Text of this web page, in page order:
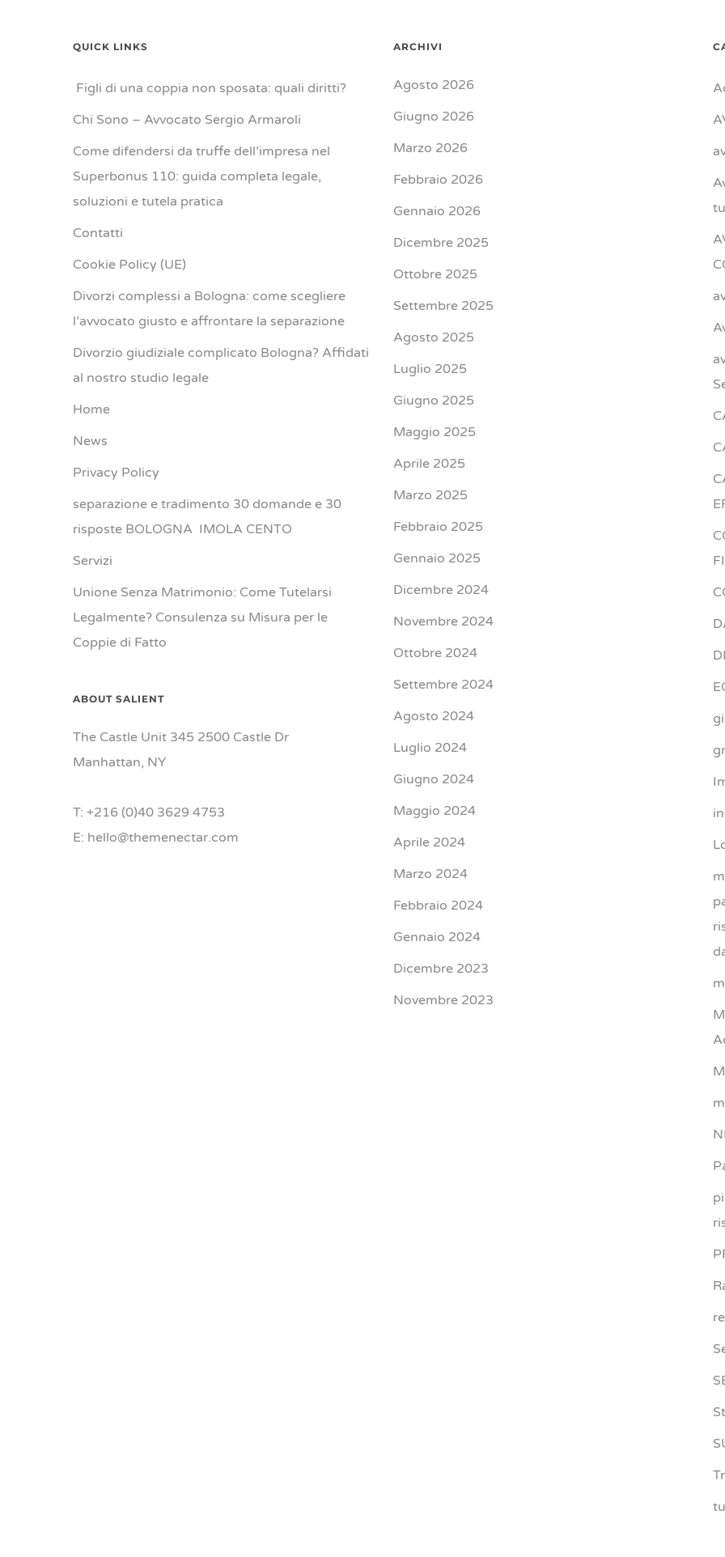
QUICK LINKS
Figli di una coppia non sposata: quali diritti?
Chi Sono – Avvocato Sergio Armaroli
Come difendersi da truffe dell’impresa nel
Superbonus 110: guida completa legale,
soluzioni e tutela pratica
Contatti
Cookie Policy (UE)
Divorzi complessi a Bologna: come scegliere
l’avvocato giusto e affrontare la separazione
Divorzio giudiziale complicato Bologna? Affidati
al nostro studio legale
Home
News
Privacy Policy
separazione e tradimento 30 domande e 30
risposte BOLOGNA IMOLA CENTO
Servizi
Unione Senza Matrimonio: Come Tutelarsi
Legalmente? Consulenza su Misura per le
Coppie di Fatto
ABOUT SALIENT
The Castle Unit 345 2500 Castle Dr
Manhattan, NY
T: +216 (0)40 3629 4753
E: hello@themenectar.com
ARCHIVI
Agosto 2026
Giugno 2026
Marzo 2026
Febbraio 2026
Gennaio 2026
Dicembre 2025
Ottobre 2025
Settembre 2025
Agosto 2025
Luglio 2025
Giugno 2025
Maggio 2025
Aprile 2025
Marzo 2025
Febbraio 2025
Gennaio 2025
Dicembre 2024
Novembre 2024
Ottobre 2024
Settembre 2024
Agosto 2024
Luglio 2024
Giugno 2024
Maggio 2024
Aprile 2024
Marzo 2024
Febbraio 2024
Gennaio 2024
Dicembre 2023
Novembre 2023